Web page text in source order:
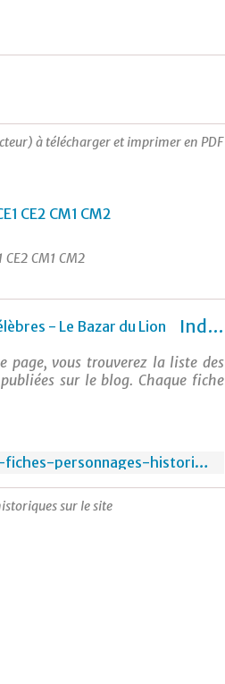
à télécharger et imprimer en PDF
CE2 CM1 CM2
Index Fiches Personnages Historiques et Célèbres - Le Bazar du Lion
page, vous trouverez la liste des
sur le blog. Chaque fiche
https://lebazardulion.com/2026/03/index-fiches-personnages-historiques.html
sur le site